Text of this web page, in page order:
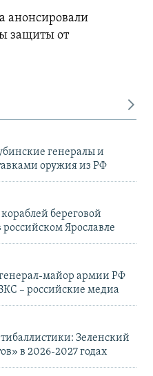
анонсировали
защиты от
генералы и
оружия из РФ
береговой
Ярославле
майор армии РФ
– российские медиа
Зеленский
в 2026-2027 годах